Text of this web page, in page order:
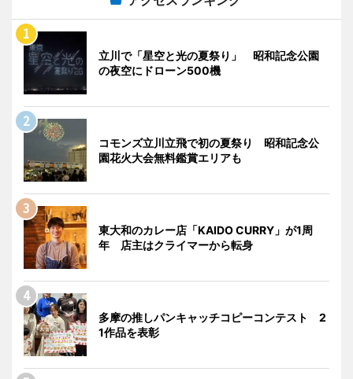
立川で「星空と光の夏祭り」 昭和記念公園
の夜空にドローン500機
コモンズ立川立飛で初の夏祭り 昭和記念公
園花火大会無料鑑賞エリアも
東大和のカレー店「KAIDO CURRY」が1周
年 店主はクライマーから転身
多摩の推しパンキャッチコピーコンテスト 2
1作品を表彰